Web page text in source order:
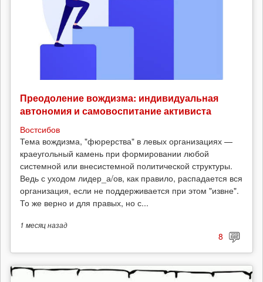
Преодоление вождизма: индивидуальная
автономия и самовоспитание активиста
Востсибов
Тема вождизма, "фюрерства" в левых организациях —
краеугольный камень при формировании любой
системной или внесистемной политической структуры.
Ведь с уходом лидер_а/ов, как правило, распадается вся
организация, если не поддерживается при этом "извне".
То же верно и для правых, но с...
1 месяцназад
8